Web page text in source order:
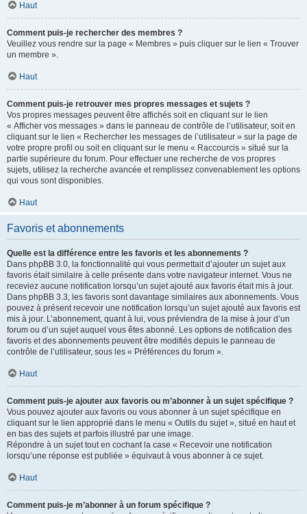
Haut
Comment puis-je rechercher des membres ?
Veuillez vous rendre sur la page « Membres » puis cliquer sur le lien « Trouver
un membre ».
Haut
Comment puis-je retrouver mes propres messages et sujets ?
Vos propres messages peuvent être affichés soit en cliquant sur le lien
« Afficher vos messages » dans le panneau de contrôle de l’utilisateur, soit en
cliquant sur le lien « Rechercher les messages de l’utilisateur » sur la page de
votre propre profil ou soit en cliquant sur le menu « Raccourcis » situé sur la
partie supérieure du forum. Pour effectuer une recherche de vos propres
sujets, utilisez la recherche avancée et remplissez convenablement les options
qui vous sont disponibles.
Haut
Favoris et abonnements
Quelle est la différence entre les favoris et les abonnements ?
Dans phpBB 3.0, la fonctionnalité qui vous permettait d’ajouter un sujet aux
favoris était similaire à celle présente dans votre navigateur internet. Vous ne
receviez aucune notification lorsqu’un sujet ajouté aux favoris était mis à jour.
Dans phpBB 3.3, les favoris sont davantage similaires aux abonnements. Vous
pouvez à présent recevoir une notification lorsqu’un sujet ajouté aux favoris est
mis à jour. L’abonnement, quant à lui, vous préviendra de la mise à jour d’un
forum ou d’un sujet auquel vous êtes abonné. Les options de notification des
favoris et des abonnements peuvent être modifiés depuis le panneau de
contrôle de l’utilisateur, sous les « Préférences du forum ».
Haut
Comment puis-je ajouter aux favoris ou m’abonner à un sujet spécifique ?
Vous pouvez ajouter aux favoris ou vous abonner à un sujet spécifique en
cliquant sur le lien approprié dans le menu « Outils du sujet », situé en haut et
en bas des sujets et parfois illustré par une image.
Répondre à un sujet tout en cochant la case « Recevoir une notification
lorsqu’une réponse est publiée » équivaut à vous abonner à ce sujet.
Haut
Comment puis-je m’abonner à un forum spécifique ?